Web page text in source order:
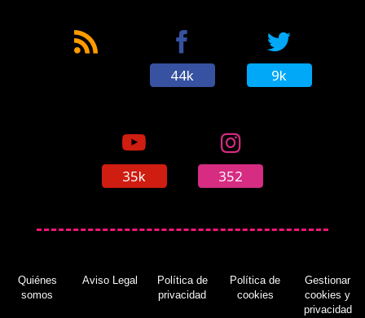
44k 9k
35k 352
Quiénes
somos
Aviso Legal
Política de
privacidad
Política de
cookies
Gestionar
cookies y
privacidad